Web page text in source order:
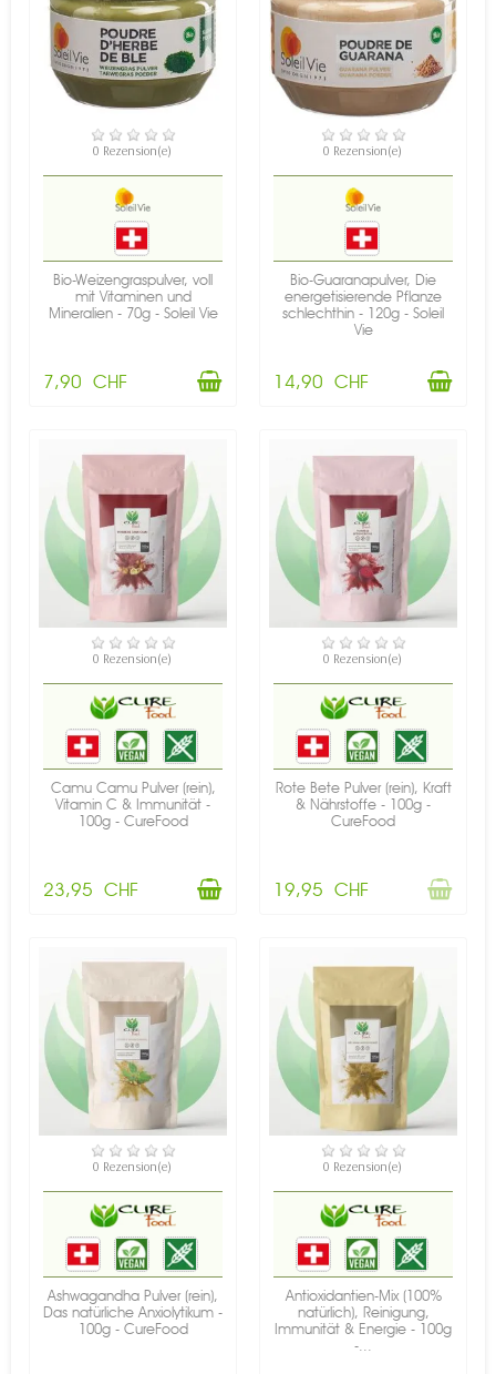
VERFÜGBAR
0 Rezension(e)
Bio-Weizengraspulver, voll
mit Vitaminen und
Mineralien - 70g - Soleil Vie
7,90 CHF
VERFÜGBAR
0 Rezension(e)
Bio-Guaranapulver, Die
energetisierende Pflanze
schlechthin - 120g - Soleil
Vie
14,90 CHF
VERFÜGBAR
0 Rezension(e)
Camu Camu Pulver (rein),
Vitamin C & Immunität -
100g - CureFood
23,95 CHF
NICHT AUF LAGER
0 Rezension(e)
Rote Bete Pulver (rein), Kraft
& Nährstoffe - 100g -
CureFood
19,95 CHF
VERFÜGBAR
0 Rezension(e)
Ashwagandha Pulver (rein),
Das natürliche Anxiolytikum -
100g - CureFood
VERFÜGBAR
0 Rezension(e)
Antioxidantien-Mix (100%
natürlich), Reinigung,
Immunität & Energie - 100g
-...